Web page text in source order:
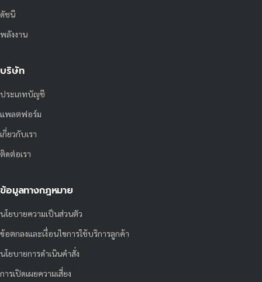
ดัชนี
พลังงาน
บริษัท
ประเภทบัญชี
แพลตฟอร์ม
เกี่ยวกับเรา
ติดต่อเรา
ข้อมูลทางกฎหมาย
นโยบายความเป็นส่วนตัว
ข้อตกลงและเงื่อนไขการใช้บริการลูกค้า
นโยบายการดำเนินคำสั่ง
การเปิดเผยความเสี่ยง